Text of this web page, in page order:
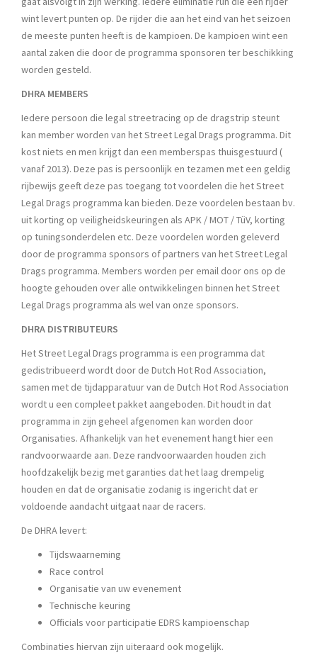
wint levert punten op. De rijder die aan het eind van het seizoen
de meeste punten heeft is de kampioen. De kampioen wint een
aantal zaken die door de programma sponsoren ter beschikking
worden gesteld.
DHRA MEMBERS
Iedere persoon die legal streetracing op de dragstrip steunt
kan member worden van het Street Legal Drags programma. Dit
kost niets en men krijgt dan een memberspas thuisgestuurd (
vanaf 2013). Deze pas is persoonlijk en tezamen met een geldig
rijbewijs geeft deze pas toegang tot voordelen die het Street
Legal Drags programma kan bieden. Deze voordelen bestaan bv.
uit korting op veiligheidskeuringen als APK / MOT / TüV, korting
op tuningsonderdelen etc. Deze voordelen worden geleverd
door de programma sponsors of partners van het Street Legal
Drags programma. Members worden per email door ons op de
hoogte gehouden over alle ontwikkelingen binnen het Street
Legal Drags programma als wel van onze sponsors.
DHRA DISTRIBUTEURS
Het Street Legal Drags programma is een programma dat
gedistribueerd wordt door de Dutch Hot Rod Association,
samen met de tijdapparatuur van de Dutch Hot Rod Association
wordt u een compleet pakket aangeboden. Dit houdt in dat
programma in zijn geheel afgenomen kan worden door
Organisaties. Afhankelijk van het evenement hangt hier een
randvoorwaarde aan. Deze randvoorwaarden houden zich
hoofdzakelijk bezig met garanties dat het laag drempelig
houden en dat de organisatie zodanig is ingericht dat er
voldoende aandacht uitgaat naar de racers.
De DHRA levert:
Tijdswaarneming
Race control
Organisatie van uw evenement
Technische keuring
Officials voor participatie EDRS kampioenschap
Combinaties hiervan zijn uiteraard ook mogelijk.